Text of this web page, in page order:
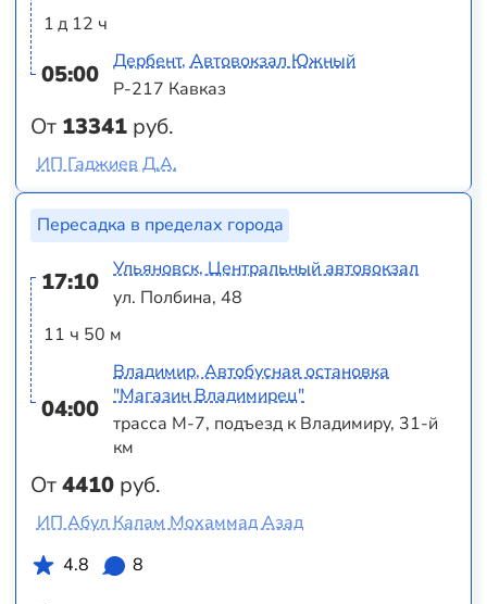
1 д 12 ч
05:00
От 13341 руб.
Дербент, Автовокзал Южный
Р-217 Кавказ
ИП Гаджиев Д.А.
Пересадка в пределах города
17:10
11 ч 50 м
04:00
От4410 руб.
Ульяновск, Центральный автовокзал
ул. Полбина, 48
Владимир, Автобусная остановка
"Магазин Владимирец"
трасса М-7, подъезд к Владимиру, 31-й
км
ИП Абул Калам Мохаммад Азад
4.8
8